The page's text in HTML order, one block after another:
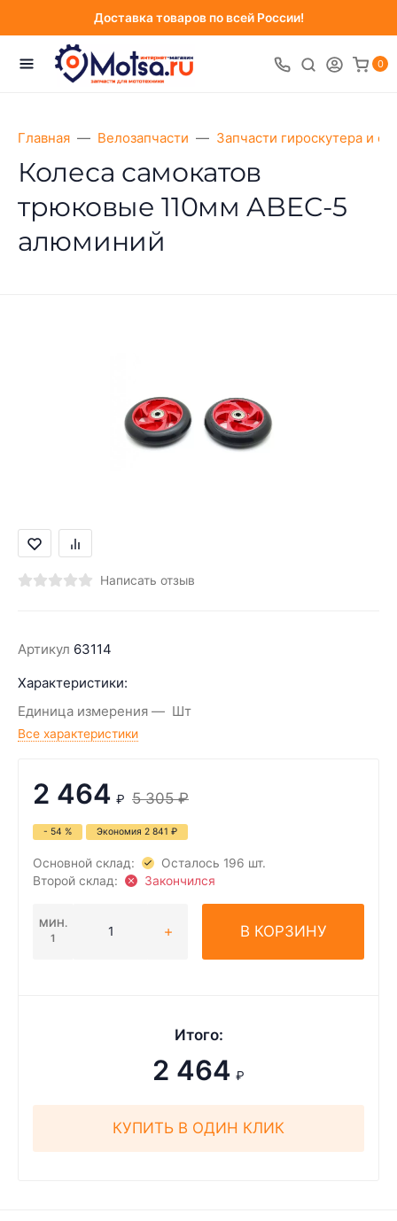
Доставка товаров по всей России!
0
Главная Велозапчасти Запчасти гироскутера и
Колеса самокатов
трюковые 110мм ABEC-5
алюминий
Написать отзыв
Артикул 63114
Характеристики:
Единица измерения
Шт
Все характеристики
2 464 ₽ 5 305 ₽
- 54 % Экономия 2 841 ₽
Основной склад:
Осталось 196 шт.
Второй склад:
Закончился
МИН.
1
В КОРЗИНУ
Итого:
2 464 ₽
КУПИТЬ В ОДИН КЛИК